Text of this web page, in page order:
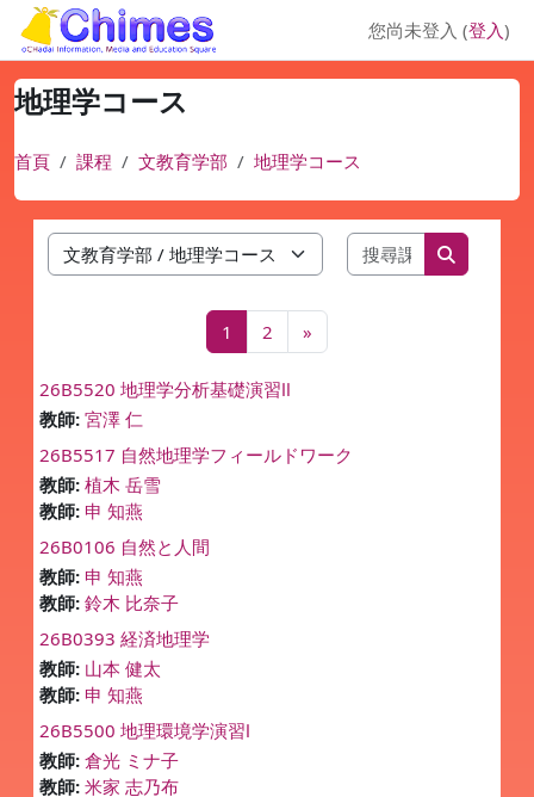
跳至主內容
您尚未登入 (登入)
地理学コース
首頁 課程 文教育学部 地理学コース
課程類別
搜尋課程
搜尋課程
1 第 1 頁
2 第 2 頁
»
26B5520 地理学分析基礎演習Ⅱ
教師: 宮澤 仁
26B5517 自然地理学フィールドワーク
教師: 植木 岳雪
教師: 申 知燕
26B0106 自然と人間
教師: 申 知燕
教師: 鈴木 比奈子
26B0393 経済地理学
教師: 山本 健太
教師: 申 知燕
26B5500 地理環境学演習Ⅰ
教師: 倉光 ミナ子
教師: 米家 志乃布